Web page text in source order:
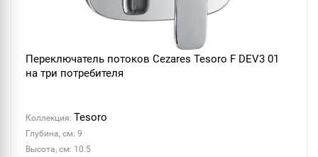
Переключатель потоков Cezares Tesoro F DEV3 01
на три потребителя
Коллекция: Tesoro
Глубина, см: 9
Высота, см: 10.5